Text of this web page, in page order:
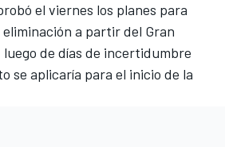
el viernes los planes para
a partir del Gran
de días de incertidumbre
se aplicaría para el inicio de la